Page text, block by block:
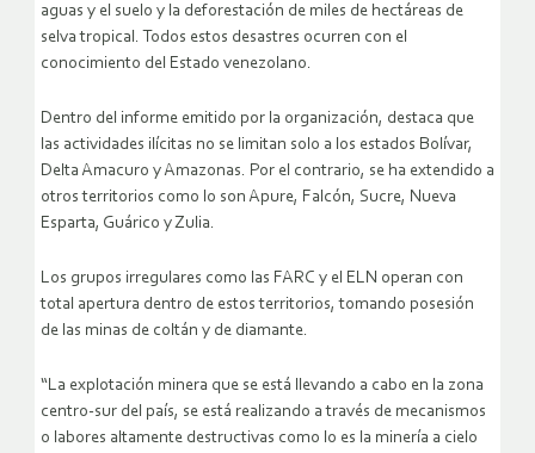
también señaló como consecuencia la contaminación de las
aguas y el suelo y la deforestación de miles de hectáreas de
selva tropical. Todos estos desastres ocurren con el
Dentro del informe emitido por la organización, destaca que
las actividades ilícitas no se limitan solo a los estados Bolívar,
Delta Amacuro y Amazonas. Por el contrario, se ha extendido a
otros territorios como lo son Apure, Falcón, Sucre, Nueva
Los grupos irregulares como las FARC y el ELN operan con
total apertura dentro de estos territorios, tomando posesión
“La explotación minera que se está llevando a cabo en la zona
centro-sur del país, se está realizando a través de mecanismos